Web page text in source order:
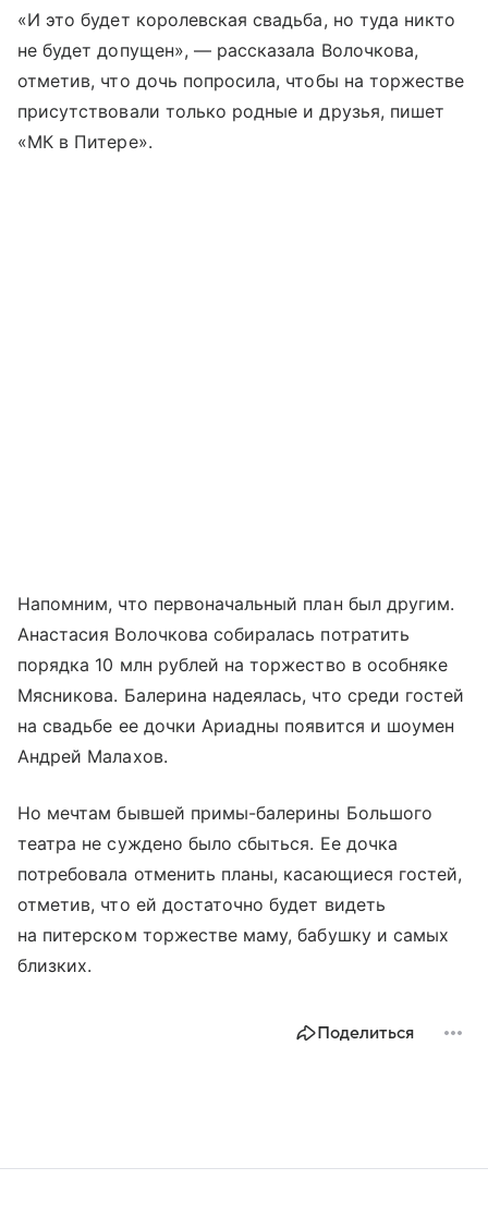
«И это будет королевская свадьба, но туда никто
не будет допущен», — рассказала Волочкова,
отметив, что дочь попросила, чтобы на торжестве
присутствовали только родные и друзья, пишет
«МК в Питере».
Напомним, что первоначальный план был другим.
Анастасия Волочкова собиралась потратить
порядка 10 млн рублей на торжество в особняке
Мясникова. Балерина надеялась, что среди гостей
на свадьбе ее дочки Ариадны появится и шоумен
Андрей Малахов.
Но мечтам бывшей примы-балерины Большого
театра не суждено было сбыться. Ее дочка
потребовала отменить планы, касающиеся гостей,
отметив, что ей достаточно будет видеть
на питерском торжестве маму, бабушку и самых
близких.
Поделиться